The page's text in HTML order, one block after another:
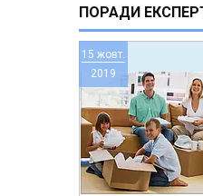
ПОРАДИ
15 жовт.
2019